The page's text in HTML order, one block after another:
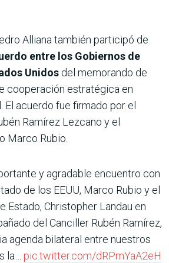
Alliana también participó de
entre los Gobiernos de
Unidos del memorando de
cooperación estratégica en
El acuerdo fue firmado por el
Ramírez Lezcano y el
Marco Rubio.
y agradable encuentro con
de los EEUU, Marco Rubio y el
Estado, Christopher Landau en
del Canciller Rubén Ramírez,
agenda bilateral entre nuestros
la… pic.twitter.com/dRPmYaA2eH